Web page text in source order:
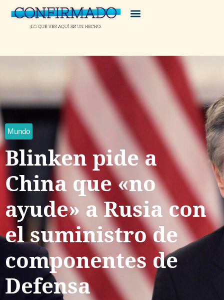
Mundo
Blinken pide a
China que «no
ayude» a Rusia con
el suministro de
componentes de
Defensa